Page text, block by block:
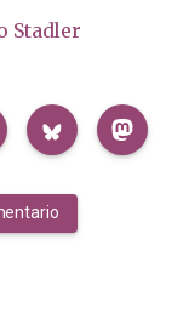
Stadler